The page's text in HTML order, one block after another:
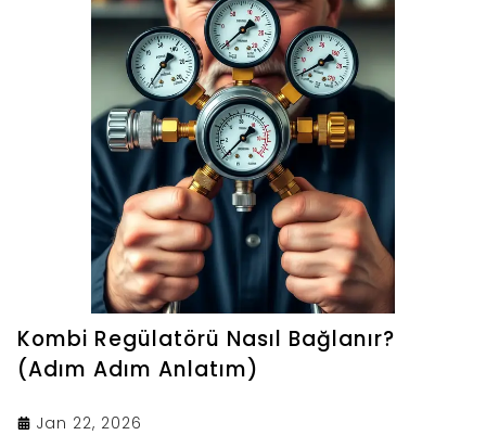
Kombi Regülatörü Nasıl Bağlanır?
(Adım Adım Anlatım)
Jan 22, 2026